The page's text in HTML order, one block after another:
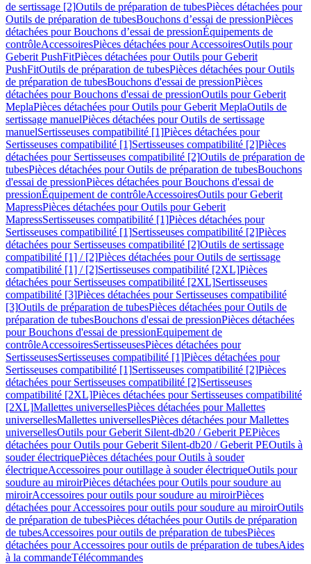
de sertissage [2]Outils de préparation de tubesPièces détachées pour
Outils de préparation de tubesBouchons d’essai de pressionPièces
détachées pour Bouchons d’essai de pressionÉquipements de
contrôleAccessoiresPièces détachées pour AccessoiresOutils pour
Geberit PushFitPièces détachées pour Outils pour Geberit
PushFitOutils de préparation de tubesPièces détachées pour Outils
de préparation de tubesBouchons d'essai de pressionPièces
détachées pour Bouchons d'essai de pressionOutils pour Geberit
MeplaPièces détachées pour Outils pour Geberit MeplaOutils de
sertissage manuelPièces détachées pour Outils de sertissage
manuelSertisseuses compatibilité [1]Pièces détachées pour
Sertisseuses compatibilité [1]Sertisseuses compatibilité [2]Pièces
détachées pour Sertisseuses compatibilité [2]Outils de préparation de
tubesPièces détachées pour Outils de préparation de tubesBouchons
d'essai de pressionPièces détachées pour Bouchons d'essai de
pressionÉquipement de contrôleAccessoiresOutils pour Geberit
MapressPièces détachées pour Outils pour Geberit
MapressSertisseuses compatibilité [1]Pièces détachées pour
Sertisseuses compatibilité [1]Sertisseuses compatibilité [2]Pièces
détachées pour Sertisseuses compatibilité [2]Outils de sertissage
compatibilité [1] / [2]Pièces détachées pour Outils de sertissage
compatibilité [1] / [2]Sertisseuses compatibilité [2XL]Pièces
détachées pour Sertisseuses compatibilité [2XL]Sertisseuses
compatibilité [3]Pièces détachées pour Sertisseuses compatibilité
[3]Outils de préparation de tubesPièces détachées pour Outils de
préparation de tubesBouchons d'essai de pressionPièces détachées
pour Bouchons d'essai de pressionEquipement de
contrôleAccessoiresSertisseusesPièces détachées pour
SertisseusesSertisseuses compatibilité [1]Pièces détachées pour
Sertisseuses compatibilité [1]Sertisseuses compatibilité [2]Pièces
détachées pour Sertisseuses compatibilité [2]Sertisseuses
compatibilité [2XL]Pièces détachées pour Sertisseuses compatibilité
[2XL]Mallettes universellesPièces détachées pour Mallettes
universellesMallettes universellesPièces détachées pour Mallettes
universellesOutils pour Geberit Silent-db20 / Geberit PEPièces
détachées pour Outils pour Geberit Silent-db20 / Geberit PEOutils à
souder électriquePièces détachées pour Outils à souder
électriqueAccessoires pour outillage à souder électriqueOutils pour
soudure au miroirPièces détachées pour Outils pour soudure au
miroirAccessoires pour outils pour soudure au miroirPièces
détachées pour Accessoires pour outils pour soudure au miroirOutils
de préparation de tubesPièces détachées pour Outils de préparation
de tubesAccessoires pour outils de préparation de tubesPièces
détachées pour Accessoires pour outils de préparation de tubesAides
à la commandeTélécommandes